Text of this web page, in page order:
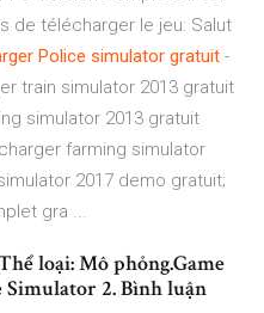
de télécharger le jeu: Salut
Police simulator gratuit -
train simulator 2013 gratuit
simulator 2013 gratuit
farming simulator
2017 demo gratuit;
gra ...
loại: Mô phỏng.Game
Simulator 2. Bình luận